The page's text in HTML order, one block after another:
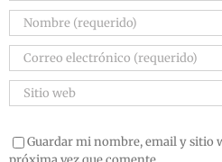
Guardar mi nombre, email y sitio